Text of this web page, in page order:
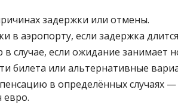
задержки или отмены.
в аэропорту, если задержка
в случае, если ожидание занимает
билета или альтернативные
в определённых случаях
евро.